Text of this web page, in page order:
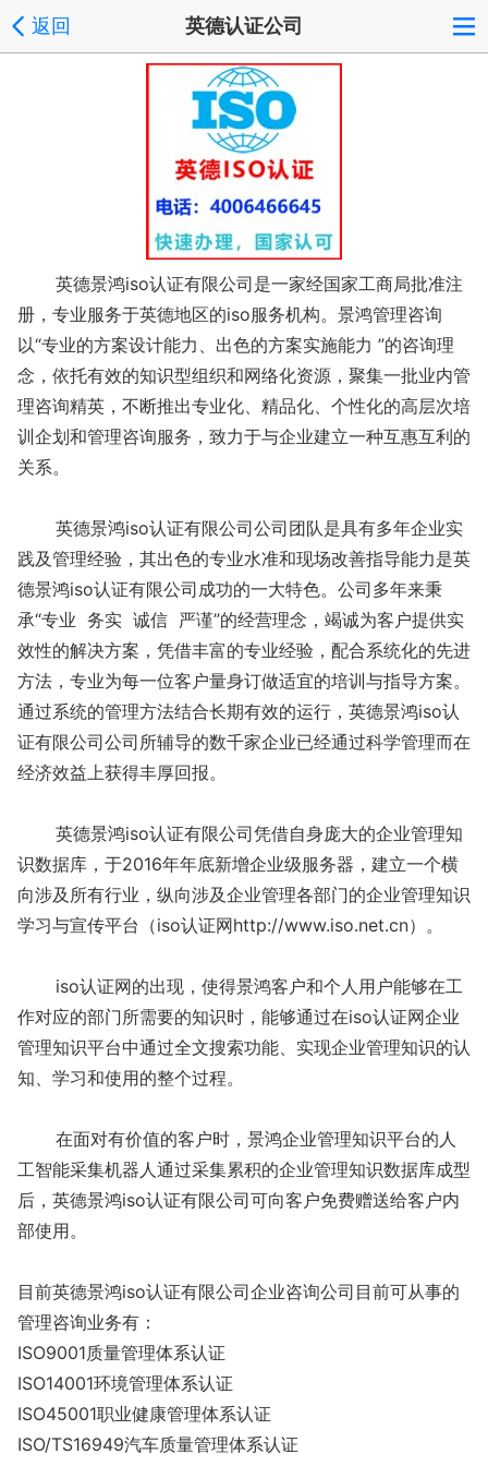
返回 英德认证公司
英德景鸿iso认证有限公司是一家经国家工商局批准注
册，专业服务于英德地区的iso服务机构。景鸿管理咨询
以“专业的方案设计能力、出色的方案实施能力 ”的咨询理
念，依托有效的知识型组织和网络化资源，聚集一批业内管
理咨询精英，不断推出专业化、精品化、个性化的高层次培
训企划和管理咨询服务，致力于与企业建立一种互惠互利的
关系。
英德景鸿iso认证有限公司公司团队是具有多年企业实
践及管理经验，其出色的专业水准和现场改善指导能力是英
德景鸿iso认证有限公司成功的一大特色。公司多年来秉
承“专业 务实 诚信 严谨”的经营理念，竭诚为客户提供实
效性的解决方案，凭借丰富的专业经验，配合系统化的先进
方法，专业为每一位客户量身订做适宜的培训与指导方案。
通过系统的管理方法结合长期有效的运行，英德景鸿iso认
证有限公司公司所辅导的数千家企业已经通过科学管理而在
经济效益上获得丰厚回报。
英德景鸿iso认证有限公司凭借自身庞大的企业管理知
识数据库，于2016年年底新增企业级服务器，建立一个横
向涉及所有行业，纵向涉及企业管理各部门的企业管理知识
学习与宣传平台（iso认证网http://www.iso.net.cn）。
iso认证网的出现，使得景鸿客户和个人用户能够在工
作对应的部门所需要的知识时，能够通过在iso认证网企业
管理知识平台中通过全文搜索功能、实现企业管理知识的认
知、学习和使用的整个过程。
在面对有价值的客户时，景鸿企业管理知识平台的人
工智能采集机器人通过采集累积的企业管理知识数据库成型
后，英德景鸿iso认证有限公司可向客户免费赠送给客户内
部使用。
目前英德景鸿iso认证有限公司企业咨询公司目前可从事的
管理咨询业务有：
ISO9001质量管理体系认证
ISO14001环境管理体系认证
ISO45001职业健康管理体系认证
ISO/TS16949汽车质量管理体系认证